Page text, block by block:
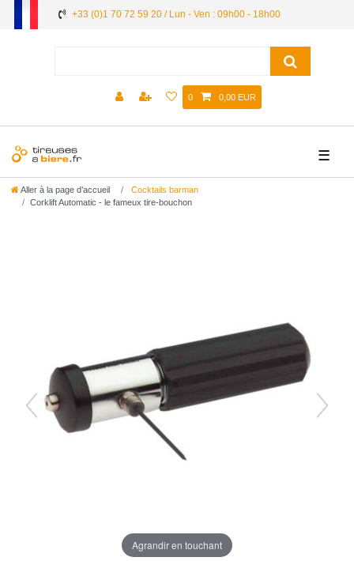
+33 (0)1 70 72 59 20 / Lun - Ven : 09h00 - 18h00
0 0,00 EUR
☰
Aller à la page d’accueil
Cocktails barman
Corklift Automatic - le fameux tire-bouchon
Agrandir en touchant